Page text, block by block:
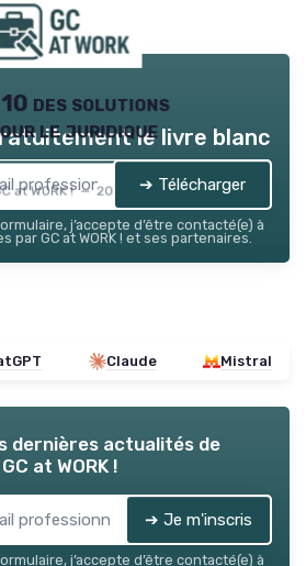
demain.
des solutions
le juridique
at WORK ! — 2026
le livre blanc
➔ Télécharger
j’accepte d’être contacté(e) à
par GC at WORK ! et ses partenaires.
Claude Mistral
dernières actualités de
GC at WORK !
➔ Je m'inscris
j’accepte d’être contacté(e) à